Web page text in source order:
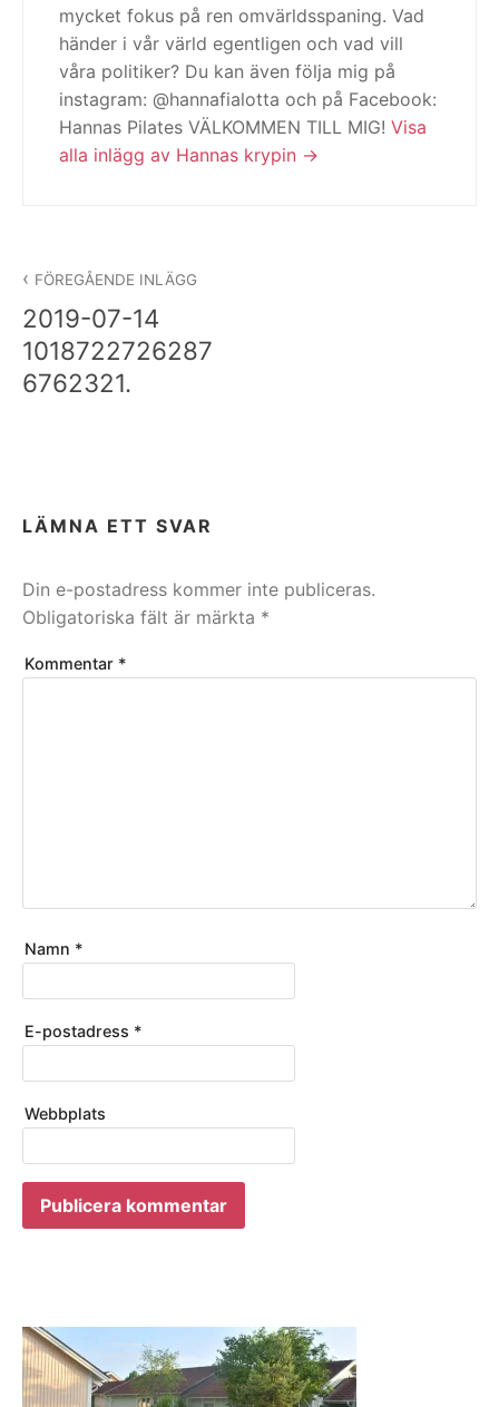
mycket fokus på ren omvärldsspaning. Vad
händer i vår värld egentligen och vad vill
våra politiker? Du kan även följa mig på
instagram: @hannafialotta och på Facebook:
Hannas Pilates VÄLKOMMEN TILL MIG! Visa
alla inlägg av Hannas krypin
FÖREGÅENDE INLÄGG
2019-07-14
1018722726287
6762321.
LÄMNA ETT SVAR
Din e-postadress kommer inte publiceras.
Obligatoriska fält är märkta *
Kommentar *
Namn *
E-postadress *
Webbplats